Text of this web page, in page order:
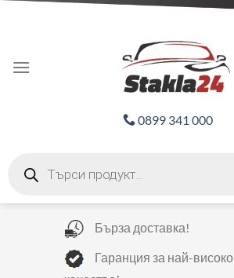
0899 341 000
search
Бърза доставка!
Гаранция за най-високо